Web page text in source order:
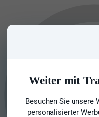
Weiter mit
Besuchen Sie unsere
personalisierter